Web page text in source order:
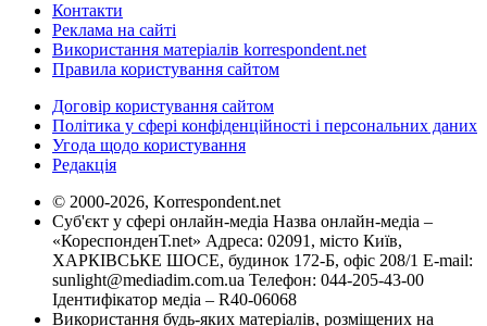
Контакти
Реклама на сайті
Використання матеріалів korrespondent.net
Правила користування сайтом
Договір користування сайтом
Політика у сфері конфіденційності і персональних даних
Угода щодо користування
Редакція
© 2000-2026, Korrespondent.net
Суб'єкт у сфері онлайн-медіа Назва онлайн-медіа –
«КореспонденТ.net» Адреса: 02091, місто Київ,
ХАРКІВСЬКЕ ШОСЕ, будинок 172-Б, офіс 208/1 E-mail:
sunlight@mediadim.com.ua Телефон: 044-205-43-00
Ідентифікатор медіа – R40-06068
Використання будь-яких матеріалів, розміщених на